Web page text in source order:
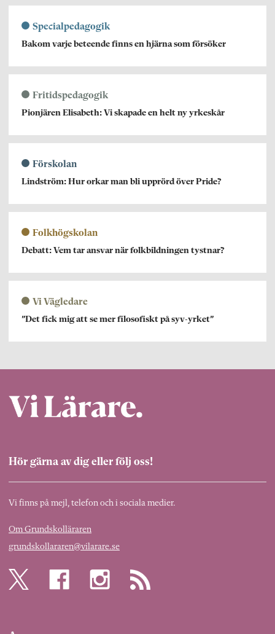
Specialpedagogik
Bakom varje beteende finns en hjärna som försöker
Fritidspedagogik
Pionjären Elisabeth: Vi skapade en helt ny yrkeskår
Förskolan
Lindström: Hur orkar man bli upprörd över Pride?
Folkhögskolan
Debatt: Vem tar ansvar när folkbildningen tystnar?
Vi Vägledare
”Det fick mig att se mer filosofiskt på syv-yrket”
Hör gärna av dig eller följ oss!
Vi finns på mejl, telefon och i sociala medier.
Om Grundskolläraren
grundskollararen@vilarare.se